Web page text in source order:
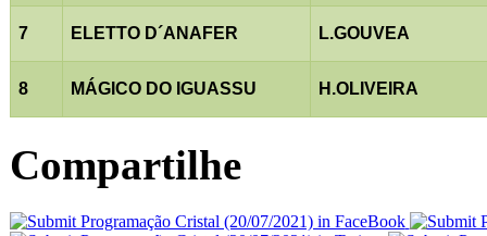
7 ELETTO D´ANAFER L.GOUVEA
8 MÁGICO DO IGUASSU H.OLIVEIRA
Compartilhe